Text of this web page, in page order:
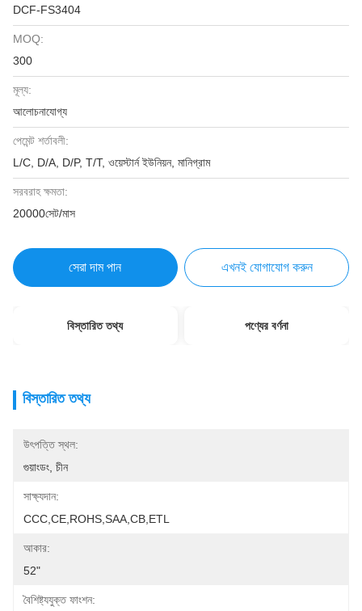
DCF-FS3404
MOQ:
300
মূল্য:
আলোচনাযোগ্য
পেমেন্ট শর্তাবলী:
L/C, D/A, D/P, T/T, ওয়েস্টার্ন ইউনিয়ন, মানিগ্রাম
সরবরাহ ক্ষমতা:
20000সেট/মাস
সেরা দাম পান এখনই যোগাযোগ করুন
বিস্তারিত তথ্য পণ্যের বর্ণনা
বিস্তারিত তথ্য
উৎপত্তি স্থল:
গুয়াংডং, চীন
সাক্ষ্যদান:
CCC,CE,ROHS,SAA,CB,ETL
আকার:
52"
বৈশিষ্ট্যযুক্ত ফাংশন: